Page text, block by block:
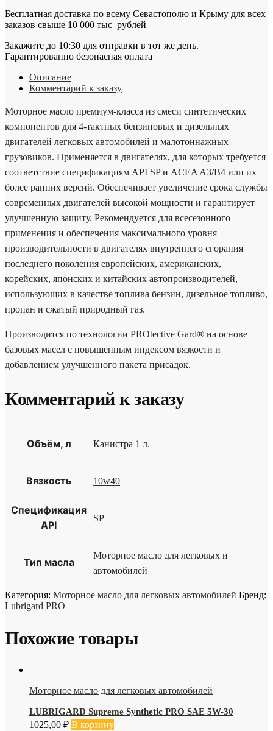
Supreme
PRO
SAE
10W-
40
Бесплатная доставка по всему Севастополю и Крыму для всех
заказов свыше 10 000 тыс рублей
Закажите до 10:30 для отправки в тот же день.
Гарантированно безопасная оплата
Описание
Комментарий к заказу
Моторное масло премиум-класса из смеси синтетических
компонентов для 4-тактных бензиновых и дизельных
двигателей легковых автомобилей и малотоннажных
грузовиков. Применяется в двигателях, для которых требуется
соответствие спецификациям API SP и ACEA A3/B4 или их
более ранних версий. Обеспечивает увеличение срока службы
современных двигателей высокой мощности и гарантирует
улучшенную защиту. Рекомендуется для всесезонного
применения и обеспечения максимального уровня
производительности в двигателях внутреннего сгорания
последнего поколения европейских, американских,
корейских, японских и китайских автопроизводителей,
использующих в качестве топлива бензин, дизельное топливо,
пропан и сжатый природный газ.
Производится по технологии PROtective Gard® на основе
базовых масел с повышенным индексом вязкости и
добавлением улучшенного пакета присадок.
Комментарий к заказу
Объём, л Канистра 1 л.
Вязкость 10w40
Спецификация
API
SP
Тип масла
Моторное масло для легковых и
автомобилей
Категория: Моторное масло для легковых автомобилей Бренд:
Lubrigard PRO
Похожие товары
Моторное масло для легковых автомобилей
LUBRIGARD Supreme Synthetic PRO SAE 5W-30
1025,00 ₽ В корзину